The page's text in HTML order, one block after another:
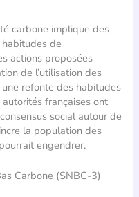
carbone implique des
de
actions proposées
de l’utilisation des
refonte des habitudes
françaises ont
social autour de
la population des
engendrer.
Carbone (SNBC-3)